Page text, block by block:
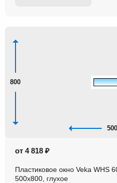
800
500
от 4 818 ₽
Пластиковое окно Veka WHS
500x800, глухое